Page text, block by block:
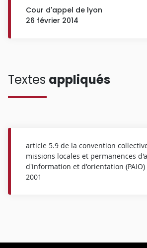
Cour d'appel de lyon
26 février 2014
Textes appliqués
article 5.9 de la convention
missions locales et permanences
d'information et d'orientation
2001